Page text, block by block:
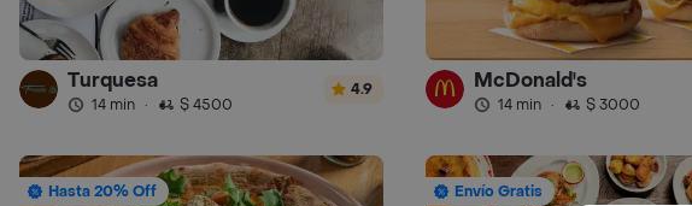
Turquesa
14 min · $ 4500
4.9 McDonald's
14 min · $ 3000
Hasta 20% Off Envío Gratis